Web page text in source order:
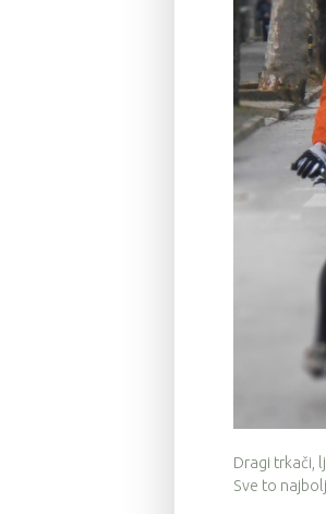
Dragi trkači,
Sve to